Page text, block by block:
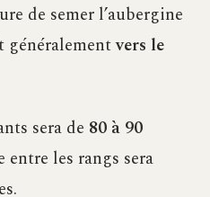
de semer l’aubergine
généralementvers le
sera de 80 à 90
entre les rangs sera